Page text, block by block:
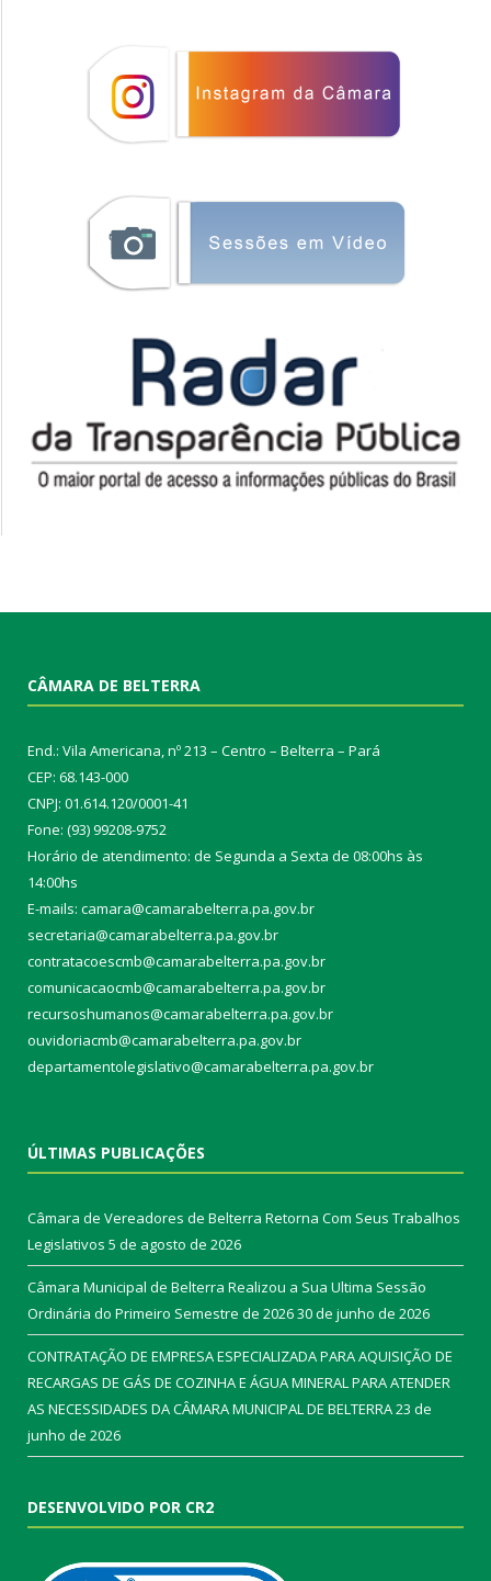
CÂMARA DE BELTERRA
End.: Vila Americana, nº 213 – Centro – Belterra – Pará
CEP: 68.143-000
CNPJ: 01.614.120/0001-41
Fone: (93) 99208-9752
Horário de atendimento: de Segunda a Sexta de 08:00hs às
14:00hs
E-mails: camara@camarabelterra.pa.gov.br
secretaria@camarabelterra.pa.gov.br
contratacoescmb@camarabelterra.pa.gov.br
comunicacaocmb@camarabelterra.pa.gov.br
recursoshumanos@camarabelterra.pa.gov.br
ouvidoriacmb@camarabelterra.pa.gov.br
departamentolegislativo@camarabelterra.pa.gov.br
ÚLTIMAS PUBLICAÇÕES
Câmara de Vereadores de Belterra Retorna Com Seus Trabalhos
Legislativos 5 de agosto de 2026
Câmara Municipal de Belterra Realizou a Sua Ultima Sessão
Ordinária do Primeiro Semestre de 202630 de junho de 2026
CONTRATAÇÃO DE EMPRESA ESPECIALIZADA PARA AQUISIÇÃO DE
RECARGAS DE GÁS DE COZINHA E ÁGUA MINERAL PARA ATENDER
AS NECESSIDADES DA CÂMARA MUNICIPAL DE BELTERRA23 de
junho de 2026
DESENVOLVIDO POR CR2